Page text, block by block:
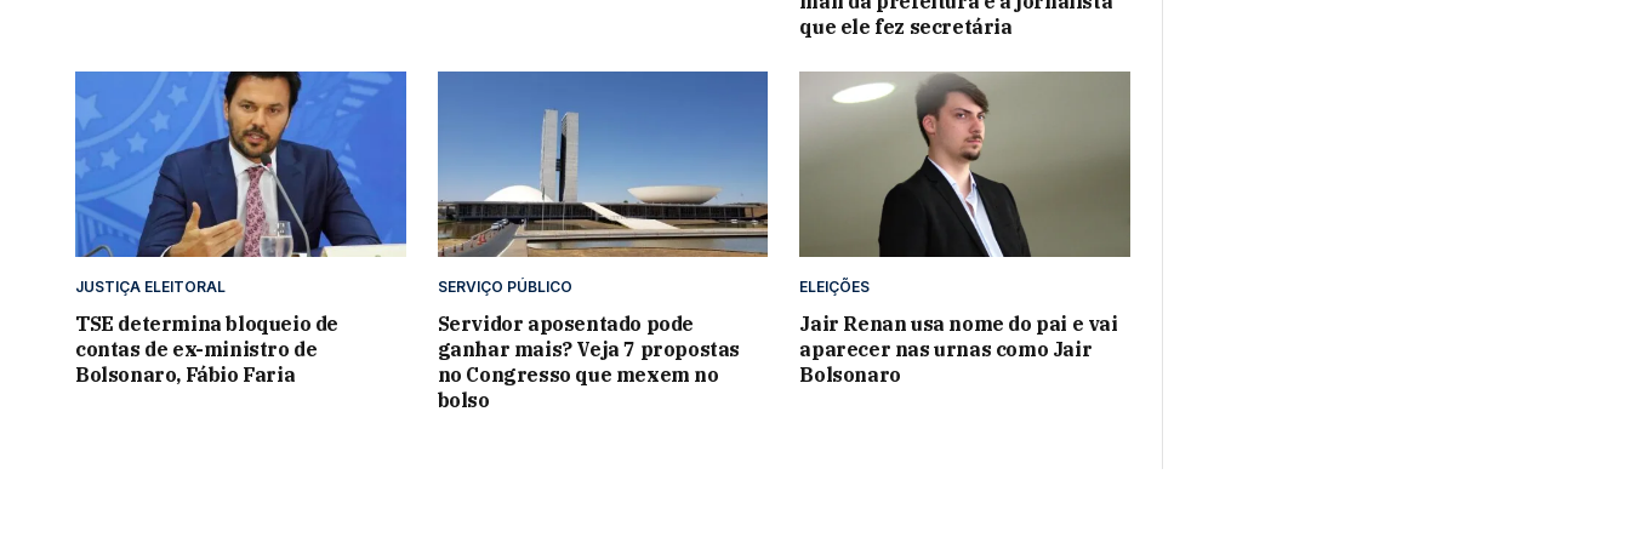
que ele fez secretária
JUSTIÇA ELEITORAL
TSE determina bloqueio de
contas de ex-ministro de
Bolsonaro, Fábio Faria
SERVIÇO PÚBLICO
Servidor aposentado pode
ganhar mais? Veja 7 propostas
no Congresso que mexem no
bolso
ELEIÇÕES
Jair Renan usa nome do pai e vai
aparecer nas urnas como Jair
Bolsonaro